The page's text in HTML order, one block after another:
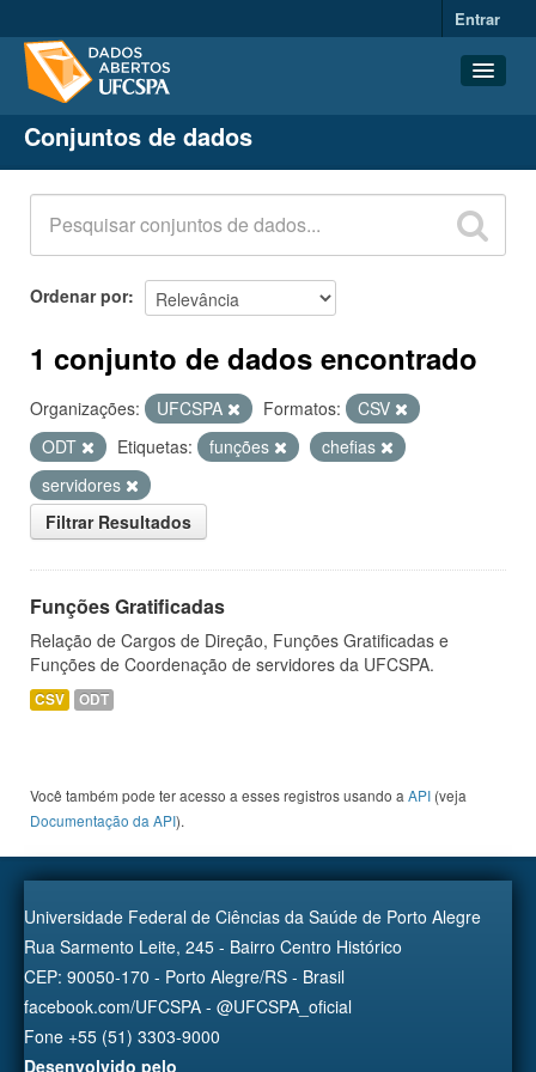
Entrar
Conjuntos de dados
Organizações
Grupos
Sobre
Conjuntos de dados
Ordenar por
1 conjunto de dados encontrado
Organizações: UFCSPA Formatos:
CSV
ODT
Etiquetas: funções
chefias
servidores
Filtrar Resultados
Funções Gratificadas
Relação de Cargos de Direção, Funções Gratificadas e
Funções de Coordenação de servidores da UFCSPA.
CSV ODT
Você também pode ter acesso a esses registros usando a API (veja
Documentação da API).
Universidade Federal de Ciências da Saúde de Porto Alegre
Rua Sarmento Leite, 245 - Bairro Centro Histórico
CEP: 90050-170 - Porto Alegre/RS - Brasil
facebook.com/UFCSPA - @UFCSPA_oficial
Fone +55 (51) 3303-9000
Desenvolvido pelo